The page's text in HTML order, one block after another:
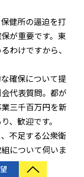
健所の逼迫を打
が重要です。東
わけですから、
確保について提
代表質問。都が
三千百万円を新
、歓迎です。
不足する公衆衛
について伺いま